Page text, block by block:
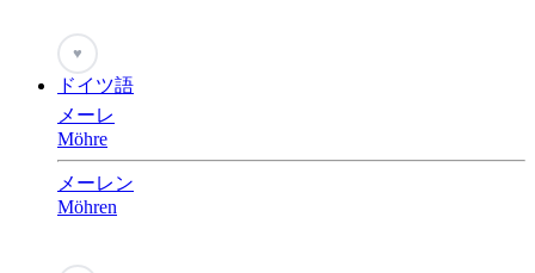
♥
ドイツ語
メーレ
Möhre
メーレン
Möhren